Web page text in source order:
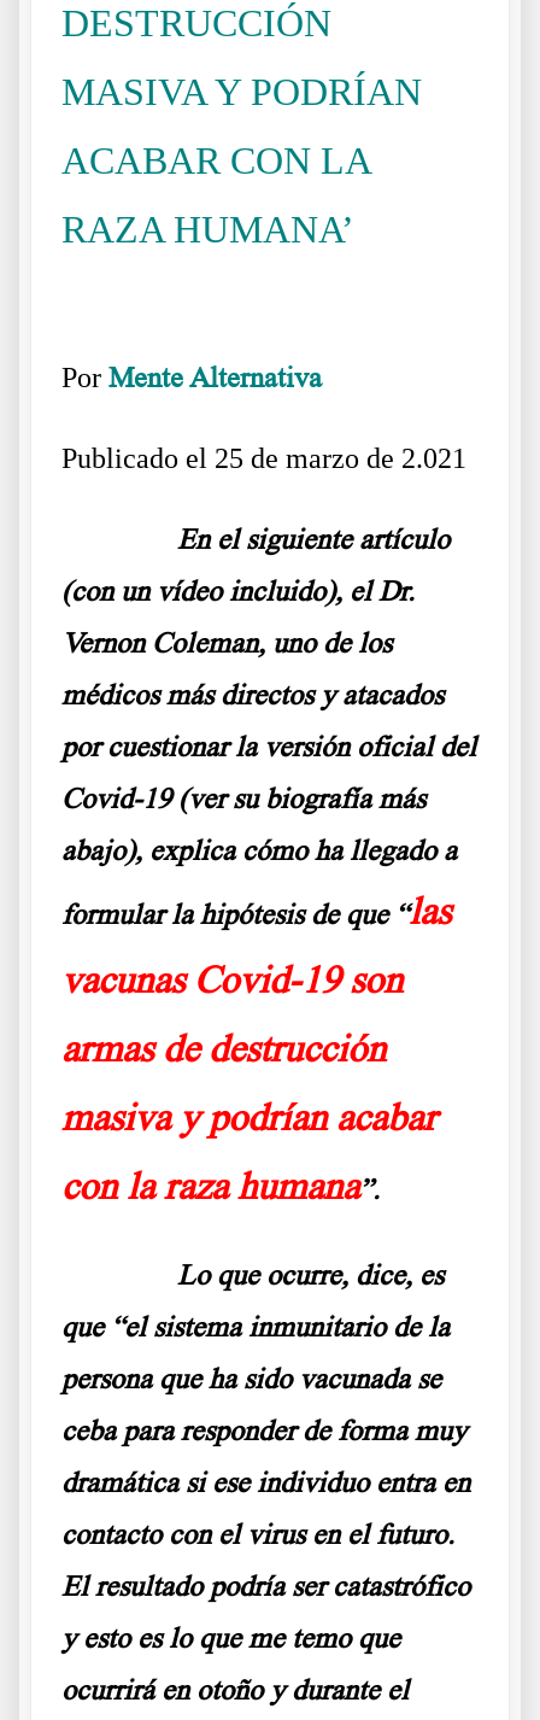
DESTRUCCIÓN
MASIVA Y PODRÍAN
ACABAR CON LA
RAZA HUMANA’
Por Mente Alternativa
Publicado el 25 de marzo de 2.021
En el siguiente artículo
(con un vídeo incluido), el Dr.
Vernon Coleman, uno de los
médicos más directos y atacados
por cuestionar la versión oficial del
Covid-19 (ver su biografía más
abajo), explica cómo ha llegado a
formular la hipótesis de que “las
vacunas Covid-19 son
armas de destrucción
masiva y podrían acabar
con la raza humana”.
Lo que ocurre, dice, es
que “el sistema inmunitario de la
persona que ha sido vacunada se
ceba para responder de forma muy
dramática si ese individuo entra en
contacto con el virus en el futuro.
El resultado podría ser catastrófico
y esto es lo que me temo que
ocurrirá en otoño y durante el